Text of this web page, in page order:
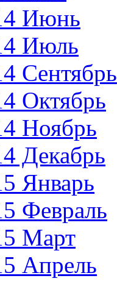
Июнь
Июль
Сентябрь
Октябрь
Ноябрь
Декабрь
Январь
Февраль
Март
Апрель